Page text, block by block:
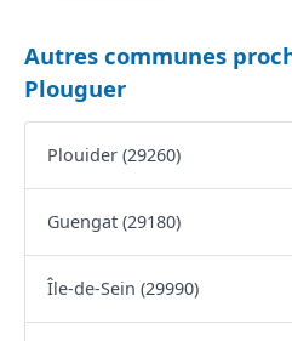
Autres communes
Plouguer
Plouider (29260)
Guengat (29180)
Île-de-Sein (29990)